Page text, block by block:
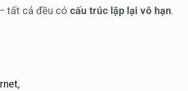
tất cả đều có cấu trúc lặp lại vô hạn.